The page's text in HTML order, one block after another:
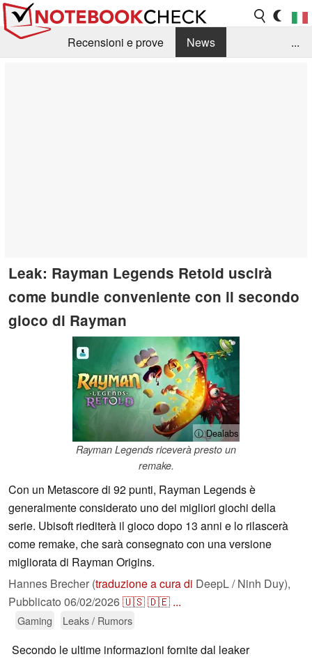
Recensioni e prove
News
...
Leak: Rayman Legends Retold uscirà
come bundle conveniente con il secondo
gioco di Rayman
ⓘ Dealabs
Rayman Legends riceverà presto un
remake.
Con un Metascore di 92 punti, Rayman Legends è
generalmente considerato uno dei migliori giochi della
serie. Ubisoft riediterà il gioco dopo 13 anni e lo rilascerà
come remake, che sarà consegnato con una versione
migliorata di Rayman Origins.
Hannes Brecher (traduzione a cura di DeepL / Ninh Duy),
Pubblicato 06/02/2026🇺🇸🇩🇪 ...
Gaming Leaks / Rumors
Secondo le ultime informazioni fornite dal leaker